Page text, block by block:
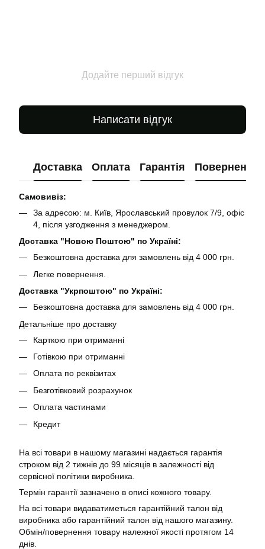
Додайте перший відгук
Написати відгук
Доставка Оплата Гарантія Повернення
Самовивіз:
За адресою: м. Київ, Ярославський провулок 7/9, офіс
4, після узгодження з менеджером.
Доставка "Новою Поштою" по Україні:
Безкоштовна доставка для замовлень від 4 000 грн.
Легке повернення.
Доставка "Укрпоштою" по Україні:
Безкоштовна доставка для замовлень від 4 000 грн.
Детальніше про доставку
Карткою при отриманні
Готівкою при отриманні
Оплата по реквізитах
Безготівковий розрахунок
Оплата частинами
Кредит
На всі товари в нашому магазині надається гарантія
строком від 2 тижнів до 99 місяців в залежності від
сервісної політики виробника.
Термін гарантії зазначено в описі кожного товару.
На всі товари видаватиметься гарантійний талон від
виробника або гарантійний талон від нашого магазину.
Обмін/повернення товару належної якості протягом 14
днів.